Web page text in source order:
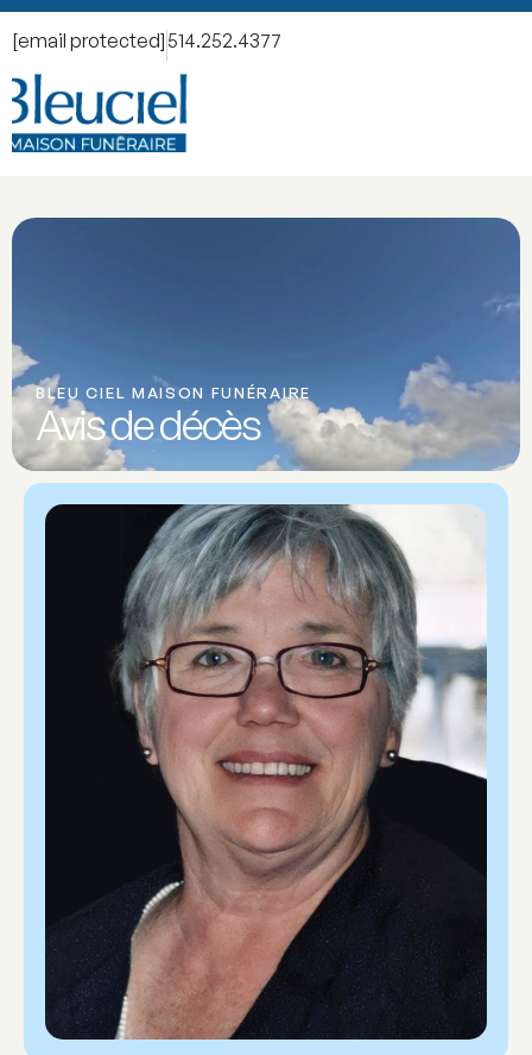
[email protected] 514.252.4377
BLEU CIEL MAISON FUNÉRAIRE
Avis de décès